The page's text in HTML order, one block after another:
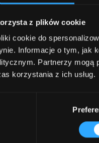
z plików cookie
cookie do
Informacje o tym, jak
Partnerzy mogą
korzystania z ich usług.
to start an AI